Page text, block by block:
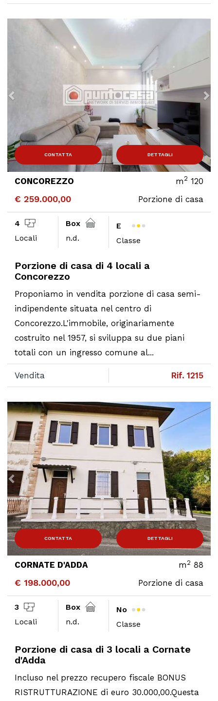
Previous
CONTATTA DETTAGLI
CONCOREZZO m2 120
€ 259.000,00 Porzione di casa
4
Locali
Box
n.d.
E
Classe
Porzione di casa di 4 locali a
Concorezzo
Proponiamo in vendita porzione di casa semi-
indipendente situata nel centro di
Concorezzo.L'immobile, originariamente
costruito nel 1957, si sviluppa su due piani
totali con un ingresso comune al...
Vendita Rif. 1215
Previous
CONTATTA DETTAGLI
CORNATE D'ADDA m2 88
€ 198.000,00 Porzione di casa
3
Locali
Box
n.d.
No
Classe
Porzione di casa di 3 locali a Cornate
d'Adda
Incluso nel prezzo recupero fiscale BONUS
RISTRUTTURAZIONE di euro 30.000,00.Questa